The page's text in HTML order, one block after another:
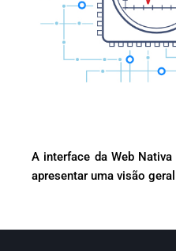
A interface da Web
apresentar uma visão